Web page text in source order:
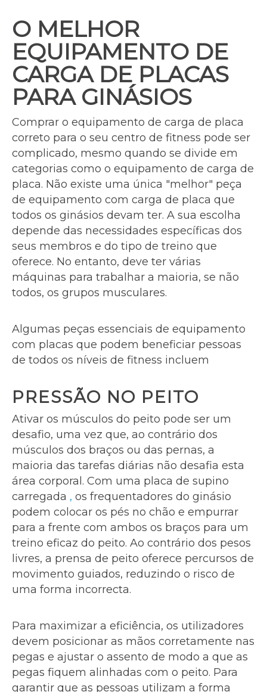
O MELHOR
EQUIPAMENTO DE
CARGA DE PLACAS
PARA GINÁSIOS
Comprar o equipamento de carga de placa
correto para o seu centro de fitness pode ser
complicado, mesmo quando se divide em
categorias como o equipamento de carga de
placa. Não existe uma única "melhor" peça
de equipamento com carga de placa que
todos os ginásios devam ter. A sua escolha
depende das necessidades específicas dos
seus membros e do tipo de treino que
oferece. No entanto, deve ter várias
máquinas para trabalhar a maioria, se não
todos, os grupos musculares.
Algumas peças essenciais de equipamento
com placas que podem beneficiar pessoas
de todos os níveis de fitness incluem
PRESSÃO NO PEITO
Ativar os músculos do peito pode ser um
desafio, uma vez que, ao contrário dos
músculos dos braços ou das pernas, a
maioria das tarefas diárias não desafia esta
área corporal. Com uma placa de supino
carregada , os frequentadores do ginásio
podem colocar os pés no chão e empurrar
para a frente com ambos os braços para um
treino eficaz do peito. Ao contrário dos pesos
livres, a prensa de peito oferece percursos de
movimento guiados, reduzindo o risco de
uma forma incorrecta.
Para maximizar a eficiência, os utilizadores
devem posicionar as mãos corretamente nas
pegas e ajustar o assento de modo a que as
pegas fiquem alinhadas com o peito. Para
garantir que as pessoas utilizam a forma